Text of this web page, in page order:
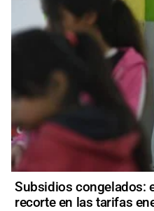
Subsidios congelados:
recorte en las tarifas